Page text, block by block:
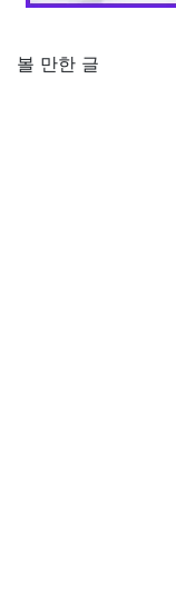
볼 만한 글